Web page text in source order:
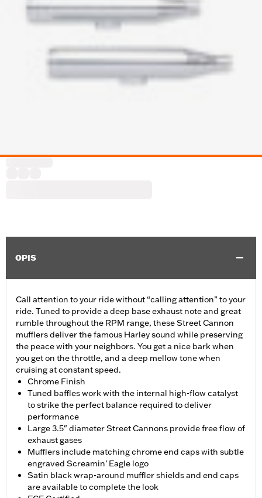
OPIS
Call attention to your ride without “calling attention” to your
ride. Tuned to provide a deep base exhaust note and great
rumble throughout the RPM range, these Street Cannon
mufflers deliver the famous Harley sound while preserving
the peace with your neighbors. You get a nice bark when
you get on the throttle, and a deep mellow tone when
cruising at constant speed.
Chrome Finish
Tuned baffles work with the internal high-flow catalyst
to strike the perfect balance required to deliver
performance
Large 3.5" diameter Street Cannons provide free flow of
exhaust gases
Mufflers include matching chrome end caps with subtle
engraved Screamin’ Eagle logo
Satin black wrap-around muffler shields and end caps
are available to complete the look